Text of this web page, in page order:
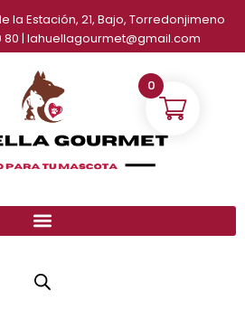
la Estación, 21, Bajo, Torredonjimeno
80 | lahuellagourmet@gmail.com
0